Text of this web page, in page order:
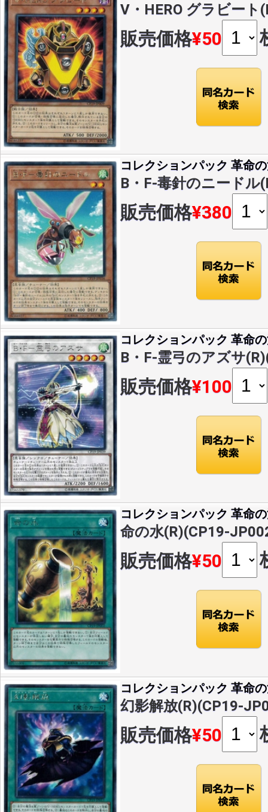
V・HERO グラビー
販売価格¥50
コレクションパック 革命
B・F-毒針のニードル
販売価格¥380
コレクションパック 革命
B・F-霊弓のアズサ
販売価格¥100
コレクションパック 革命
命の水(R)(CP19-
販売価格¥50
コレクションパック 革命
幻影解放(R)(CP19-
販売価格¥50